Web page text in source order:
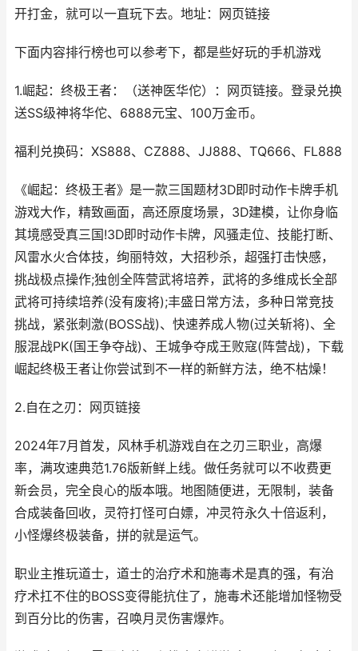
开打金，就可以一直玩下去。地址：网页链接
下面内容排行榜也可以参考下，都是些好玩的手机游戏
1.崛起：终极王者：（送神医华佗）：网页链接。登录兑换
送SS级神将华佗、6888元宝、100万金币。
福利兑换码：XS888、CZ888、JJ888、TQ666、FL888
《崛起：终极王者》是一款三国题材3D即时动作卡牌手机
游戏大作，精致画面，高还原度场景，3D建模，让你身临
其境感受真三国!3D即时动作卡牌，风骚走位、技能打断、
风雷水火合体技，绚丽特效，大招秒杀，超强打击快感，
挑战极点操作;独创全阵营武将培养，武将的多维成长全部
武将可持续培养(没有废将);丰盛日常方法，多种日常竞技
挑战，紧张刺激(BOSS战)、快速养成人物(过关斩将)、全
服混战PK(国王争夺战)、王城争夺成王败寇(阵营战)，下载
崛起终极王者让你尝试到不一样的新鲜方法，绝不枯燥！
2.自在之刃：网页链接
2024年7月首发，风林手机游戏自在之刃三职业，高爆
率，满攻速典范1.76版新鲜上线。做任务就可以不收费更
新会员，完全良心的版本哦。地图随便进，无限制，装备
合成装备回收，灵符打怪可白嫖，冲灵符永久十倍返利，
小怪爆终极装备，拼的就是运气。
职业主推玩道士，道士的治疗术和施毒术是真的强，有治
疗术扛不住的BOSS变得能抗住了，施毒术还能增加怪物受
到百分比的伤害，召唤月灵伤害爆炸。